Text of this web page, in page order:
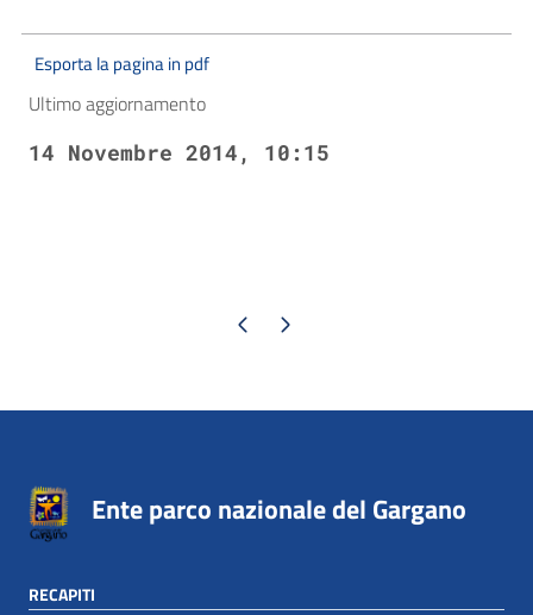
Esporta la pagina in pdf
Ultimo aggiornamento
14 Novembre 2014, 10:15
Pagina precedente
Pagina successiva
Ente parco nazionale del Gargano
RECAPITI